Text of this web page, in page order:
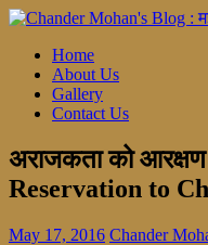
Home
About Us
Gallery
Contact Us
अराजकता को
Reservation to
May 17, 2016 Chander